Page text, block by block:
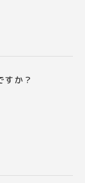
すか？